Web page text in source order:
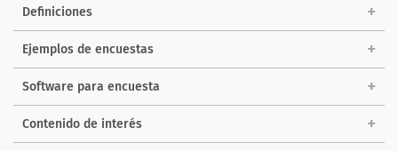
Definiciones
Ejemplos de encuestas
Software para encuesta
Contenido de interés